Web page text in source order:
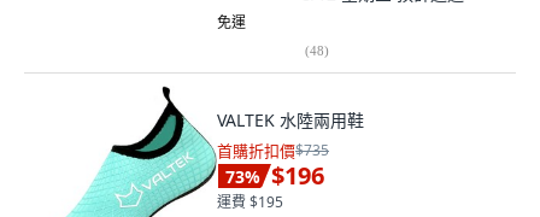
免運
(48)
VALTEK 水陸兩用鞋
首購折扣價$735
73% $196
運費 $195